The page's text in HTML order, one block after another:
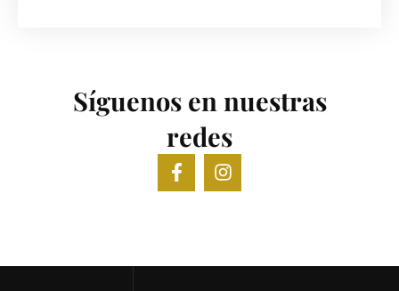
Síguenos en nuestras
redes